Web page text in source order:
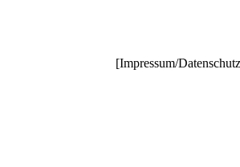
[Impressum/Datenschutz